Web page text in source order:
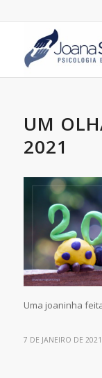
UM
2021
Uma joaninha
7 DE JANEIRO DE 2021